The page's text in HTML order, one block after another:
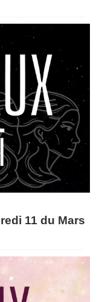
11 du Mars